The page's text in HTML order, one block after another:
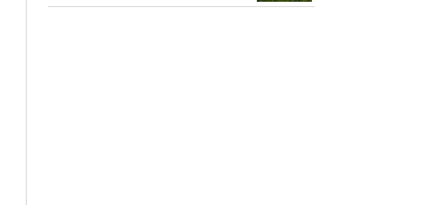
하락가]